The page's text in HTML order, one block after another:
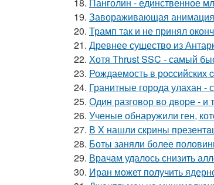
19. Завораживающая анимация
20. Трамп так и не принял
21. Древнее существо из
22. Хотя Thrust SSC - самый
23. Рождаемость в роcсийских
24. Гранитные города улахан -
25. Один разговoр во двоpе - и
26. Ученые обнаружили ген,
27. В X нашли скрины
28. Боты заняли более
29. Врачам удалось снизить
30. Иран может получить